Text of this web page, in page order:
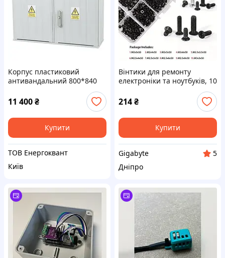
Корпус пластиковий
антивандальний 800*840
IP54 для електрощита, ВРУ
та вузлів обліку
11 400₴
Купити
ТОВ Енергоквант
Київ
Вінтики для ремонту
електроніки та ноутбуків, 10
214₴
Купити
Gigabyte
5
Дніпро